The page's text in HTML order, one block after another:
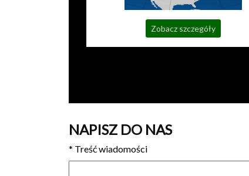
Zobacz szczegóły
NAPISZ DO NAS
* Treść wiadomości